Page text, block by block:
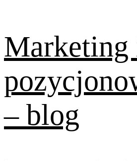
to
content
Marketing
– blog